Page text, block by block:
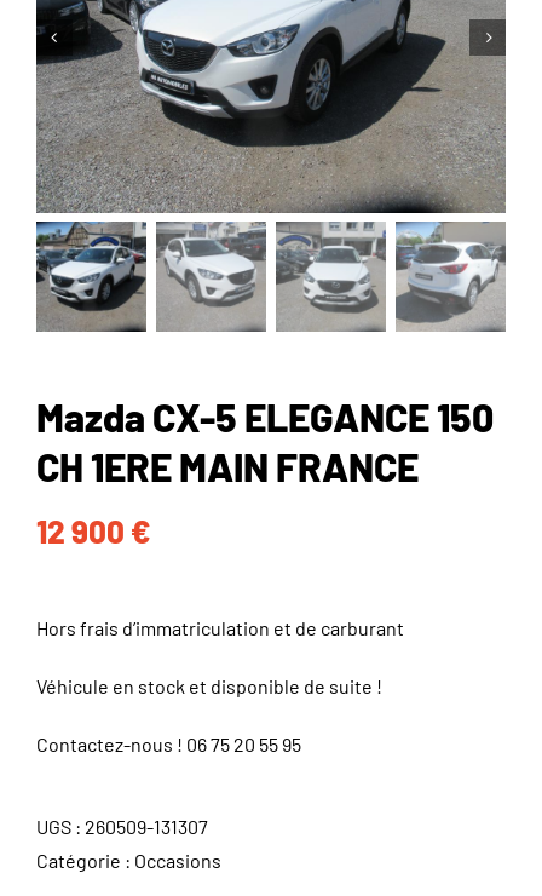
Mazda CX-5 ELEGANCE 150
CH 1ERE MAIN FRANCE
12 900 €
Hors frais d’immatriculation et de carburant
Véhicule en stock et disponible de suite !
Contactez-nous ! 06 75 20 55 95
UGS : 260509-131307
Catégorie : Occasions